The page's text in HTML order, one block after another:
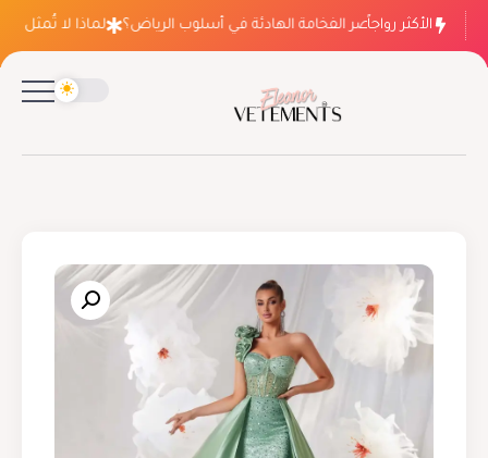
الأكثر رواجاً
لماذا ينتصر الفخامة الهادئة في أسلوب الرياض؟ لماذا لا تُمثل